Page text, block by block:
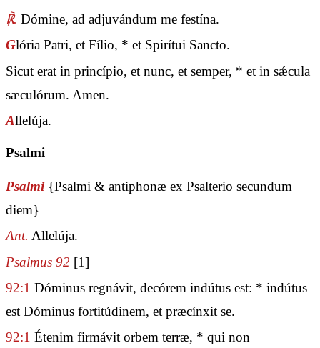
℟. Dómine, ad adjuvándum me festína.
Glória Patri, et Fílio, * et Spirítui Sancto.
Sicut erat in princípio, et nunc, et semper, * et in sǽcula
sæculórum. Amen.
Allelúja.
Psalmi
Psalmi {Psalmi & antiphonæ ex Psalterio secundum
diem}
Ant. Allelúja.
Psalmus 92 [1]
92:1 Dóminus regnávit, decórem indútus est: * indútus
est Dóminus fortitúdinem, et præcínxit se.
92:1 Étenim firmávit orbem terræ, * qui non